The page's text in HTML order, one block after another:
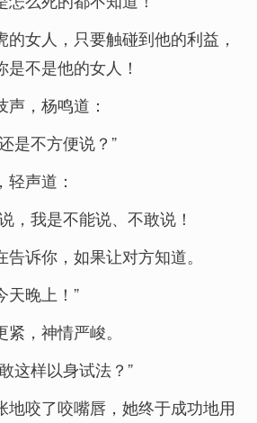
的女人，只要触碰到他的利益，
不是他的女人！
声，杨鸣道：
是不方便说？”
声道：
，我是不能说、不敢说！
诉你，如果让对方知道。
天晚上！”
，神情严峻。
这样以身试法？”
地咬了咬嘴唇，她终于成功地用